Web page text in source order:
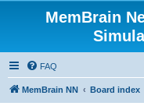
MemBrain
FAQ
MemBrain NN Board index